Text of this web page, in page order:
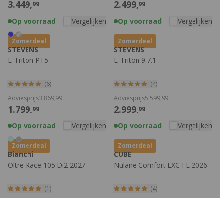
3.449,99
Op voorraad Vergelijken
2.499,99
Op voorraad Vergelijken
Zomerdeal
STEVENS
E-Triton PT5
(6)
1.799,99
Adviesprijs3.869,99
Op voorraad Vergelijken
Zomerdeal
STEVENS
E-Triton 9.7.1
(4)
2.999,99
Adviesprijs5.599,99
Op voorraad Vergelijken
Zomerdeal
Bianchi
Oltre Race 105 Di2 2027
(1)
Zomerdeal
CUBE
Nulane Comfort EXC FE 2026
(4)